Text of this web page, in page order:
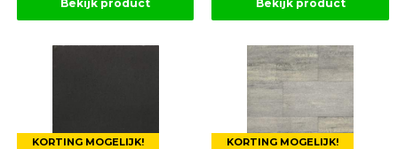
Bekijk product Bekijk product
KORTING MOGELIJK!
KORTING MOGELIJK!